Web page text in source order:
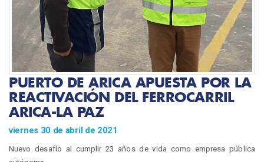
PUERTO DE ARICA APUESTA POR LA
REACTIVACIÓN DEL FERROCARRIL
ARICA-LA PAZ
viernes 30 de abril de 2021
Nuevo desafío al cumplir 23 años de vida como empresa pública